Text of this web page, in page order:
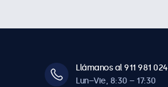
Llámanos al 911 981 024
Lun–Vie, 8:30 – 17:30